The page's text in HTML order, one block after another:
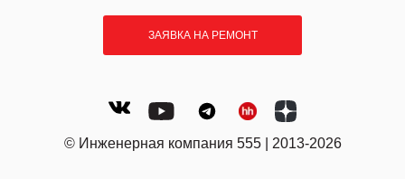
ЗАЯВКА НА РЕМОНТ
© Инженерная компания 555 | 2013-2026